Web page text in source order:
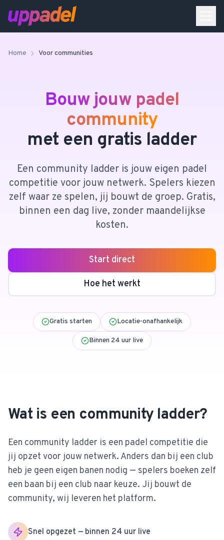
Home Voor communities
Bouw jouw padel
community
met een gratis ladder
Een community ladder is jouw eigen padel
competitie voor jouw netwerk. Spelers kiezen
zelf waar ze spelen, jij bouwt de groep. Gratis,
binnen een dag live, zonder maandelijkse
kosten.
Start direct
Hoe het werkt
Gratis starten Locatie-onafhankelijk
Binnen 24 uur live
Wat is een community ladder?
Een community ladder is een padel competitie die
jij opzet voor jouw netwerk. Anders dan bij een club
heb je geen eigen banen nodig — spelers boeken zelf
een baan bij een club naar keuze. Jij bouwt de
community, wij leveren het platform.
Snel opgezet — binnen 24 uur live